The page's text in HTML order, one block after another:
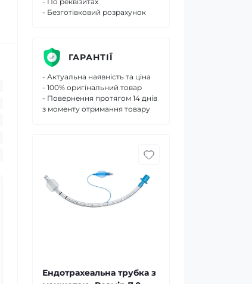
- Безготівковий розрахунок
ГАРАНТІЇ
- Актуальна наявність та ціна
- 100% оригінальний товар
- Повернення протягом 14 днів
з моменту отримання товару
Ендотрахеальна трубка з